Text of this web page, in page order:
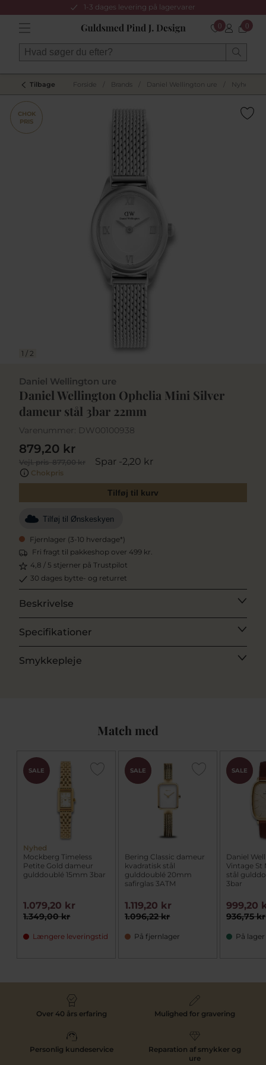
1-3 dages levering på lagervarer
0 0
Tilbage Forside Brands Daniel Wellington ure Nyheder
CHOK
PRIS
1 / 2
Daniel Wellington ure
Daniel Wellington Ophelia Mini Silver
dameur stål 3bar 22mm
Varenummer: DW00100938
Vejl. pris877,00 kr Spar -2,20 kr
879,20 kr
Chokpris
Tilføj til kurv
Tilføj til Ønskeskyen
Fjernlager (3-10 hverdage*)
Fri fragt til pakkeshop over 499 kr.
4,8 / 5 stjerner på Trustpilot
30 dages bytte- og returret
Beskrivelse
Specifikationer
Smykkepleje
Match med
SALE
Nyhed
Mockberg Timeless
Petite Gold dameur
gulddoublé 15mm 3bar
1.349,00 kr
1.079,20 kr
Længere leveringstid
PRIS
SALE
Bering Classic dameur
kvadratisk stål
gulddoublé 20mm
safirglas 3ATM
1.096,22 kr
1.119,20 kr
På fjernlager
PRIS
SALE
Daniel
Vintage St
stål
3bar
936,75 kr
999,20
På lager
Over 40 års erfaring Mulighed for gravering
Personlig kundeservice
Reparation af smykker og
ure